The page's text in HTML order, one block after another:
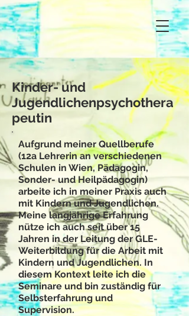
Kinder- und
Jugendlichenpsychothera
peutin
Aufgrund meiner Quellberufe
(12a Lehrerin an verschiedenen
Schulen in Wien, Pädagogin,
Sonder- und Heilpädagogin)
arbeite ich in meiner Praxis auch
mit Kindern und Jugendlichen.
Meine langjährige Erfahrung
nütze ich auch seit über 15
Jahren in der Leitung der GLE-
Weiterbildung für die Arbeit mit
Kindern und Jugendlichen. In
diesem Kontext leite ich die
Seminare und bin zuständig für
Selbsterfahrung und
Supervision.